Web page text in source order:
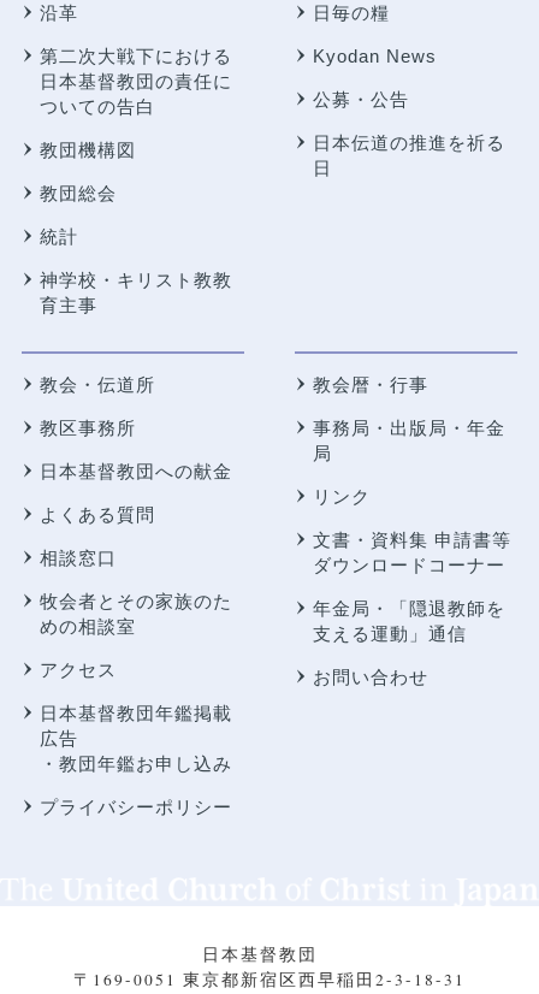
沿革
第二次大戦下における
日本基督教団の責任に
ついての告白
教団機構図
教団総会
統計
神学校・キリスト教教
育主事
日毎の糧
Kyodan News
公募・公告
日本伝道の推進を祈る
日
教会・伝道所
教区事務所
日本基督教団への献金
よくある質問
相談窓口
牧会者とその家族のた
めの相談室
アクセス
日本基督教団年鑑掲載
広告
・教団年鑑お申し込み
プライバシーポリシー
教会暦・行事
事務局・出版局・年金
局
リンク
文書・資料集 申請書等
ダウンロードコーナー
年金局・
「隠退教師を
支える運動」通信
お問い合わせ
日本基督教団
〒169-0051 東京都新宿区西早稲田2-3-18-31